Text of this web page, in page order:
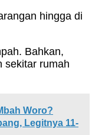
hingga di
Bahkan,
sekitar rumah
Woro?
Legitnya 11-